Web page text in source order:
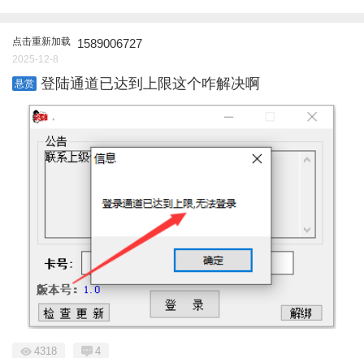
点击重新加载 1589006727
2025-12-8
悬赏 登陆通道已达到上限这个咋解决啊
4318 4